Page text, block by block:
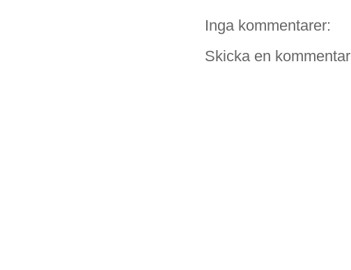
Inga kommentarer:
Skicka en kommentar